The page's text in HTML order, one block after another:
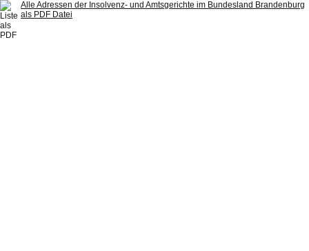
Alle Adressen der Insolvenz- und Amtsgerichte im Bundesland Brandenburg
als PDF Datei